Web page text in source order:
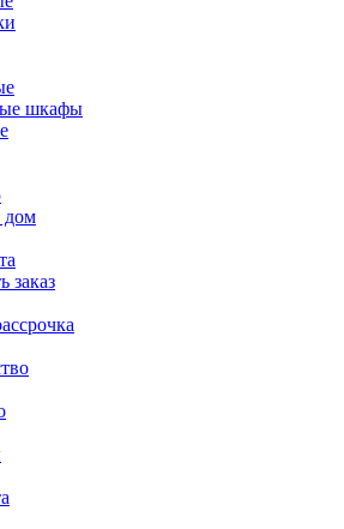
шкафы
дом
заказ